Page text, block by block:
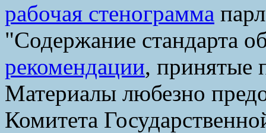
рабочая стенограмма
"Содержание стандарта
рекомендации, принятые
Материалы любезно
Комитета